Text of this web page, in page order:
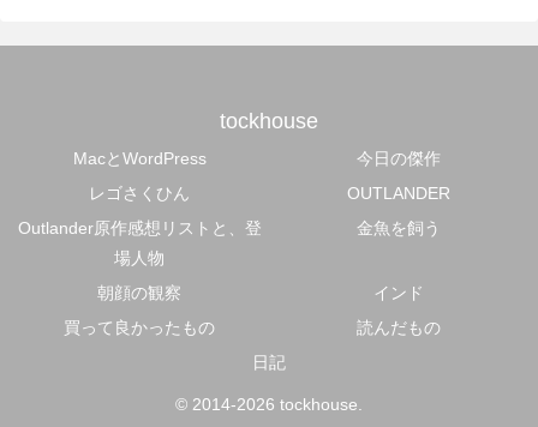
tockhouse
MacとWordPress
今日の傑作
レゴさくひん
OUTLANDER
Outlander原作感想リストと、登
場人物
金魚を飼う
朝顔の観察
インド
買って良かったもの
読んだもの
日記
© 2014-2026 tockhouse.